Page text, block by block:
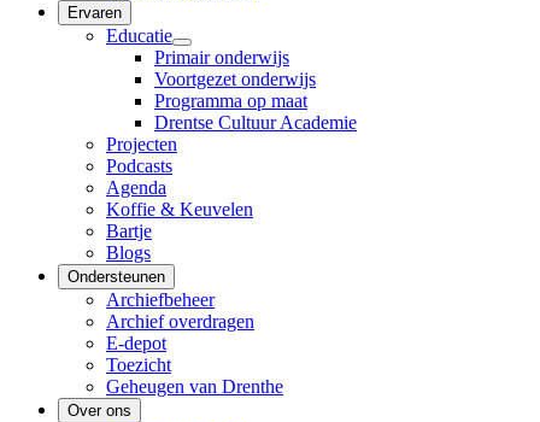
Ervaren
Educatie
Primair onderwijs
Voortgezet onderwijs
Programma op maat
Drentse Cultuur Academie
Projecten
Podcasts
Agenda
Koffie & Keuvelen
Bartje
Blogs
Ondersteunen
Archiefbeheer
Archief overdragen
E-depot
Toezicht
Geheugen van Drenthe
Over ons